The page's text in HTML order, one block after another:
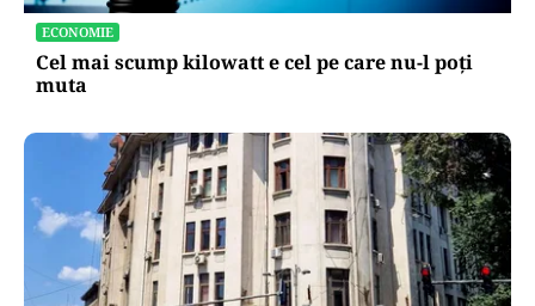
ECONOMIE
Cel mai scump kilowatt e cel pe care nu-l poți
muta